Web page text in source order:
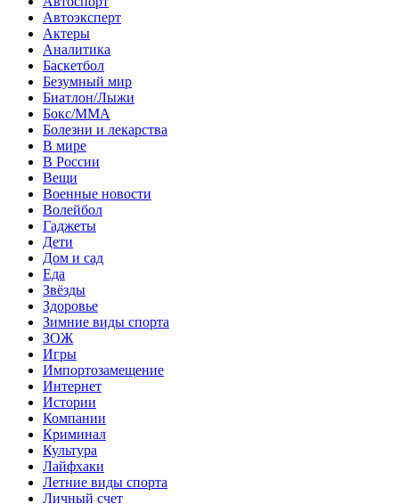
Автоэксперт
Актеры
Аналитика
Баскетбол
Безумный мир
Биатлон/Лыжи
Бокс/MMA
Болезни и лекарства
В мире
В России
Вещи
Военные новости
Волейбол
Гаджеты
Дети
Дом и сад
Еда
Звёзды
Здоровье
Зимние виды спорта
ЗОЖ
Игры
Импортозамещение
Интернет
Истории
Компании
Криминал
Культура
Лайфхаки
Летние виды спорта
Личный счет